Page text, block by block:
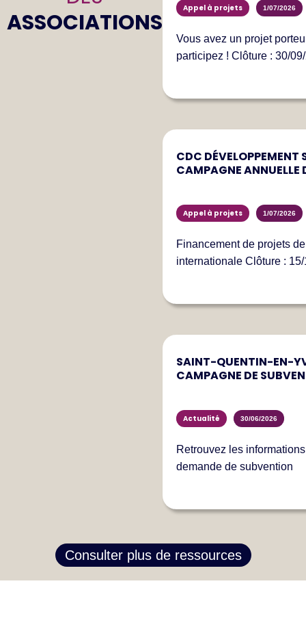
Appel à projets 1/07/2026
Vous avez un projet
participez ! Clôture : 30/
CDC DÉVELOPPEMENT
CAMPAGNE ANNUELLE
Appel à projets 1/07/2026
Financement de projets
internationale Clôture :
SAINT-QUENTIN-EN-
CAMPAGNE DE
Actualité 30/06/2026
Retrouvez les
demande de subvention
ASSOCIATIONS
Consulter plus de ressources